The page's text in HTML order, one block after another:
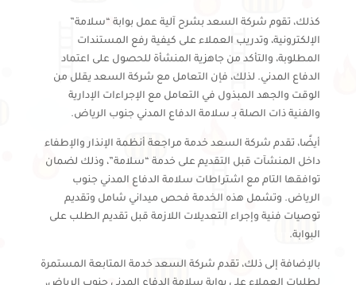
كذلك، تقوم شركة السعد بشرح آلية عمل بوابة “سلامة”
الإلكترونية، وتدريب العملاء على كيفية رفع المستندات
المطلوبة، والتأكد من جاهزية المنشأة للحصول على اعتماد
الدفاع المدني. لذلك، فإن التعامل مع شركة السعد يقلل من
الوقت والجهد المبذول في التعامل مع الإجراءات الإدارية
والفنية ذات الصلة بـ سلامة الدفاع المدني جنوب الرياض.
أيضًا، تقدم شركة السعد خدمة مراجعة أنظمة الإنذار والإطفاء
داخل المنشآت قبل التقديم على خدمة “سلامة”، وذلك لضمان
توافقها التام مع اشتراطات سلامة الدفاع المدني جنوب
الرياض. وتشمل هذه الخدمة فحص ميداني شامل وتقديم
توصيات فنية وإجراء التعديلات اللازمة قبل تقديم الطلب على
البوابة.
بالإضافة إلى ذلك، تقدم شركة السعد خدمة المتابعة المستمرة